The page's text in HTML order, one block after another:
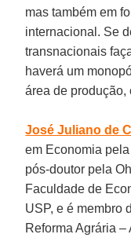
mas também em
internacional. Se
transnacionais
haverá um
área de produção,
José Juliano de
em Economia
pós-doutor pela
Faculdade de
USP, e é membro
Reforma Agrária –